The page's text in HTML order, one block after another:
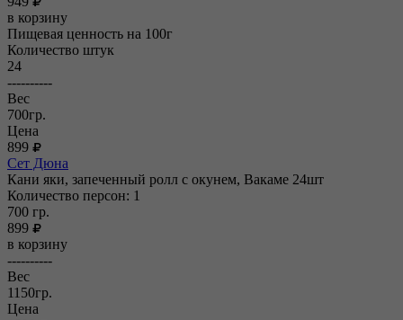
в корзину
Пищевая ценность на 100г
Количество штук
24
----------
Вес
700гр.
Цена
899
Сет Дюна
Кани яки, запеченный ролл с окунем, Вакаме 24шт
Количество персон: 1
700 гр.
899
в корзину
----------
Вес
1150гр.
Цена